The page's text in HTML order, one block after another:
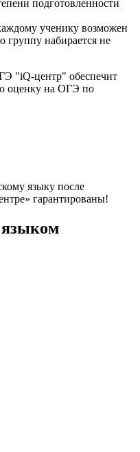
подготовленности
ученику возможен
группу набирается не
"iQ-центр" обеспечит
оценку на ОГЭ по
языку после
гарантированы!
языком